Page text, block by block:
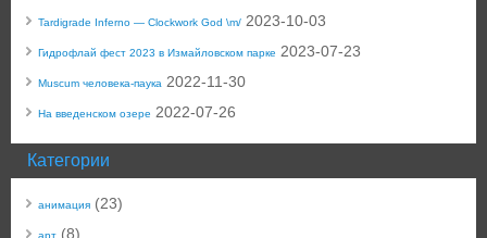
Tardigrade Inferno — Clockwork God \m/ 2023-10-03
Гидрофлай фест 2023 в Измайловском парке 2023-07-23
Muscum человека-паука 2022-11-30
На введенском озере 2022-07-26
Категории
анимация (23)
арт (8)